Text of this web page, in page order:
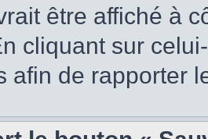
être affiché à
cliquant sur
afin de rapporter